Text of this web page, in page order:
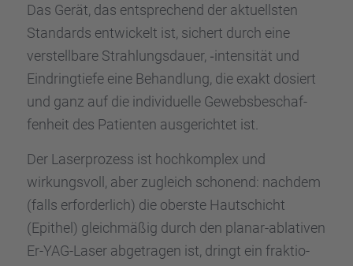
Das Gerät, das entspre­chend der aktuells­ten
Standards entwi­ckelt ist, sichert durch eine
verstell­bare Strah­lungs­dauer, ‑inten­si­tät und
Eindring­tiefe eine Behand­lung, die exakt dosiert
und ganz auf die indivi­du­elle Gewebs­be­schaf­
fen­heit des Patien­ten ausge­rich­tet ist.
Der Laser­pro­zess ist hochkom­plex und
wirkungs­voll, aber zugleich schonend: nachdem
(falls erfor­der­lich) die oberste Hautschicht
(Epithel) gleich­mä­ßig durch den planar-ablati­ven
Er-YAG-Laser abgetra­gen ist, dringt ein fraktio­